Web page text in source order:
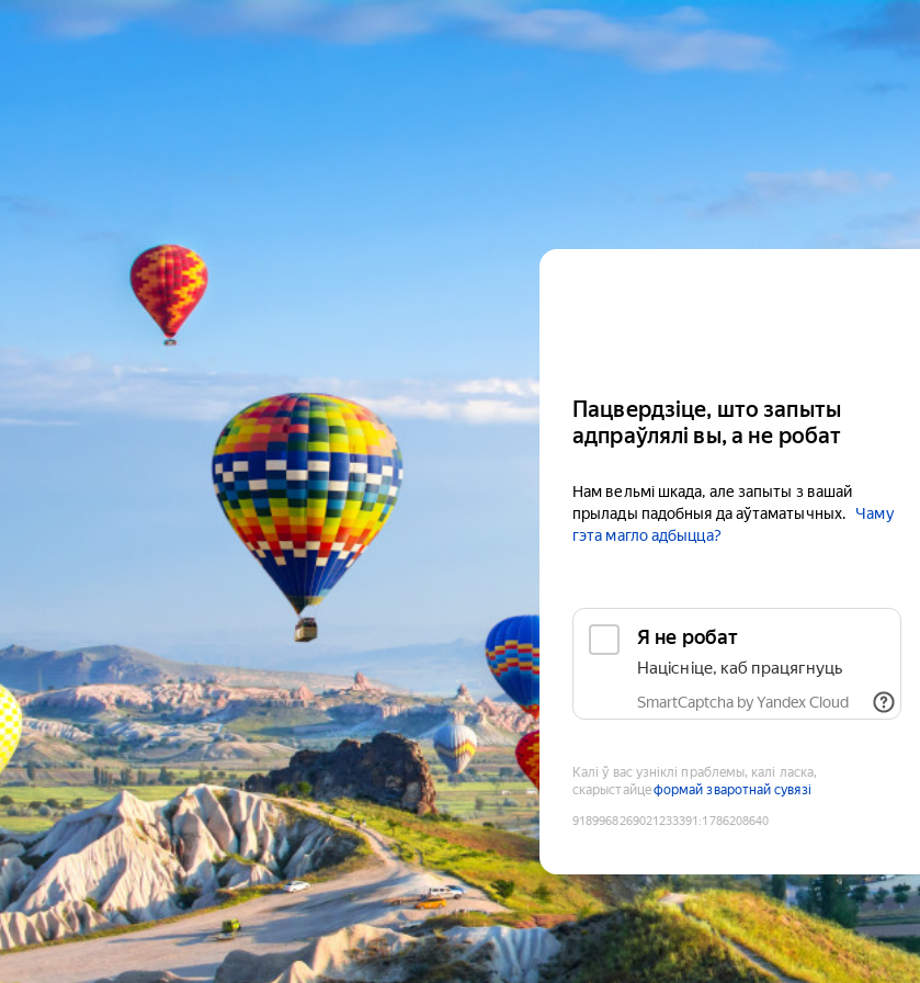
Пацвердзіце, што запыты
адпраўлялі вы, а не робат
Нам вельмі шкада, але запыты з вашай
прылады падобныя да аўтаматычных.
Чаму
гэта магло адбыцца?
Я не робат
Націсніце, каб працягнуць
SmartCaptcha by Yandex Cloud
Калі ў вас узніклі праблемы, калі ласка,
скарыстайцеформай зваротнай сувязі
9189968269021233391 :1786208640